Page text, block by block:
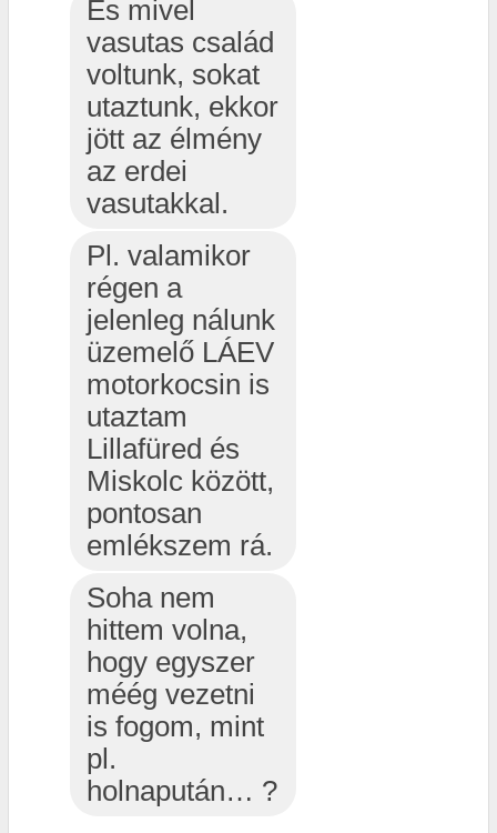
És mivel
vasutas család
voltunk, sokat
utaztunk, ekkor
jött az élmény
az erdei
vasutakkal.
Pl. valamikor
régen a
jelenleg nálunk
üzemelő LÁEV
motorkocsin is
utaztam
Lillafüred és
Miskolc között,
pontosan
emlékszem rá.
Soha nem
hittem volna,
hogy egyszer
méég vezetni
is fogom, mint
pl.
holnapután… ?